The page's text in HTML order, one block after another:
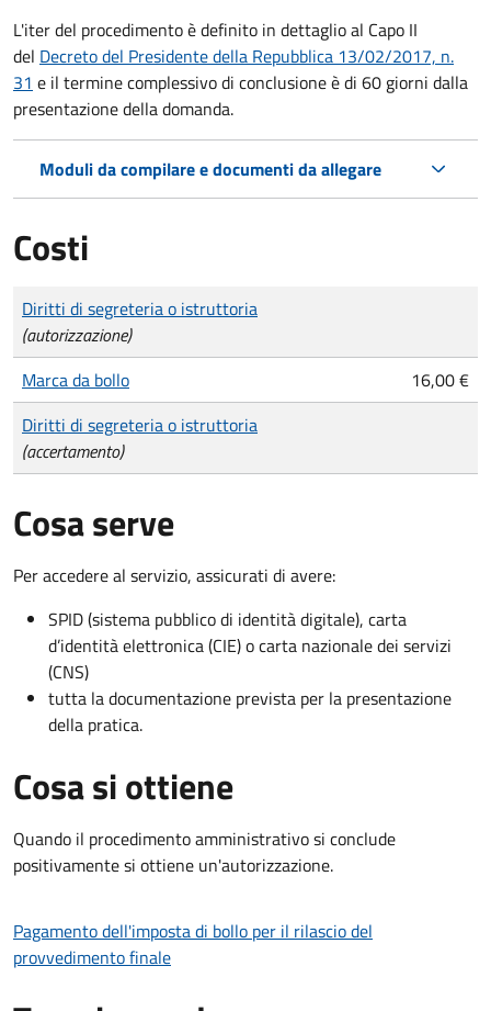
L'iter del procedimento è definito in dettaglio al Capo II
del Decreto del Presidente della Repubblica 13/02/2017, n.
31 e il termine complessivo di conclusione è di 60 giorni dalla
presentazione della domanda.
Moduli da compilare e documenti da allegare
Costi
Tipo di pagamento
Importo
Diritti di segreteria o istruttoria
(autorizzazione)
Marca da bollo
16,00 €
Diritti di segreteria o istruttoria
(accertamento)
Cosa serve
Per accedere al servizio, assicurati di avere:
SPID (sistema pubblico di identità digitale), carta
d’identità elettronica (CIE) o carta nazionale dei servizi
(CNS)
tutta la documentazione prevista per la presentazione
della pratica.
Cosa si ottiene
Quando il procedimento amministrativo si conclude
positivamente si ottiene un'autorizzazione.
Pagamento dell'imposta di bollo per il rilascio del
provvedimento finale